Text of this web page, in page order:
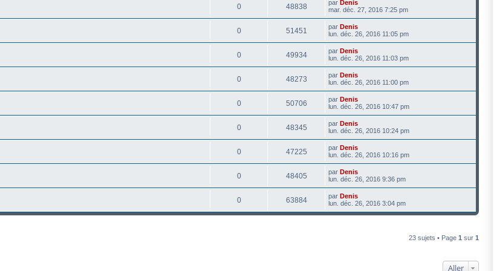
0 48838 par Denis
mar. déc. 27, 2016 7:25 pm
0 51451 par Denis
lun. déc. 26, 2016 11:05 pm
0 49934 par Denis
lun. déc. 26, 2016 11:03 pm
0 48273 par Denis
lun. déc. 26, 2016 11:00 pm
0 50706 par Denis
lun. déc. 26, 2016 10:47 pm
0 48345 par Denis
lun. déc. 26, 2016 10:24 pm
0 47225 par Denis
lun. déc. 26, 2016 10:16 pm
0 48405 par Denis
lun. déc. 26, 2016 9:36 pm
0 63884 par Denis
lun. déc. 26, 2016 3:04 pm
23 sujets • Page 1 sur 1
Aller